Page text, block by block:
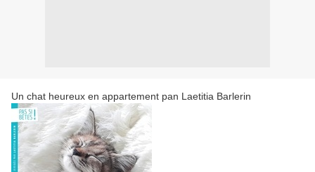
Un chat heureux en appartement pan Laetitia Barlerin